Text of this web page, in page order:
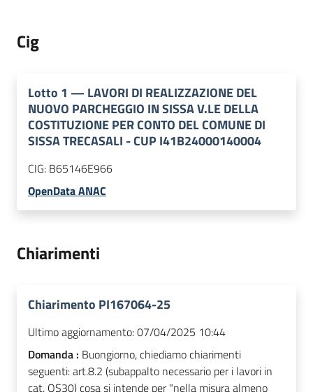
Cig
Lotto 1 — LAVORI DI REALIZZAZIONE DEL
NUOVO PARCHEGGIO IN SISSA V.LE DELLA
COSTITUZIONE PER CONTO DEL COMUNE DI
SISSA TRECASALI - CUP I41B24000140004
CIG: B65146E966
OpenData ANAC
Chiarimenti
Chiarimento PI167064-25
Ultimo aggiornamento:07/04/2025 10:44
Domanda : Buongiorno, chiediamo chiarimenti
seguenti: art.8.2 (subappalto necessario per i lavori in
cat. OS30) cosa si intende per "nella misura almeno